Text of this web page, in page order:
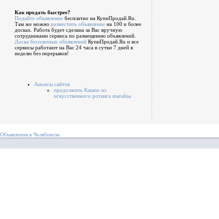
Как продать быстрее?
Подайте объявление бесплатно на КупиПродай.Ru.
Там же можно разместить объявление на 100 и более
досках. Работа будет сделана за Вас вручную
сотрудниками сервиса по размещению объявлений.
Доска бесплатных объявлений КупиПродай.Ru и все
сервисы работают на Вас 24 часа в сутки 7 дней в
неделю без перерывов!
Анонсы сайтов
продолжить Кашпо из
искусственного ротанга maralisa
Объявления в Челябинске